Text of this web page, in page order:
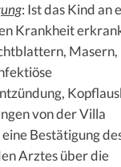
: Ist das Kind an
Krankheit
Masern,
von der Villa
Bestätigung
Arztes über die